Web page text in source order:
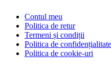
Contul meu
Politica de retur
Termeni și condiții
Politica de confidențialitate
Politica de cookie-uri